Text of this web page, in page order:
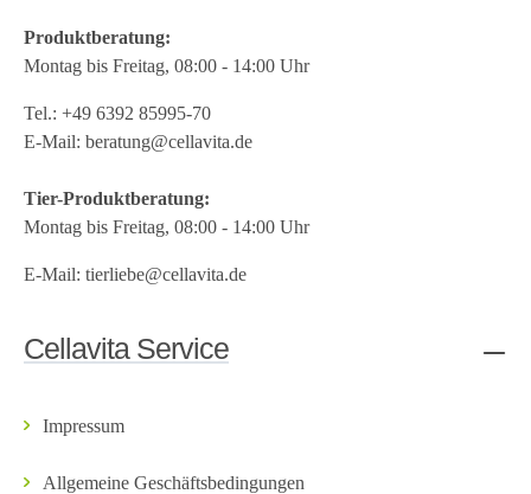
Produktberatung:
Montag bis Freitag, 08:00 - 14:00 Uhr
Tel.: +49 6392 85995-70
E-Mail: beratung@cellavita.de
Tier-Produktberatung:
Montag bis Freitag, 08:00 - 14:00 Uhr
E-Mail: tierliebe@cellavita.de
Cellavita Service
Impressum
Allgemeine Geschäftsbedingungen